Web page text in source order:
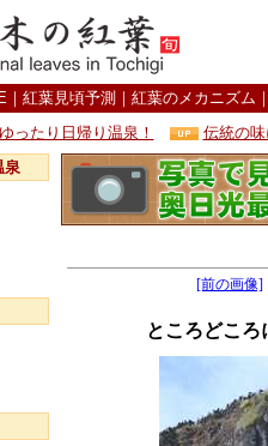
｜ 紅葉見頃予測 ｜ 紅葉のメカニズム
ったり日帰り温泉！
伝統の
泉
[前の画像]
ところどこ